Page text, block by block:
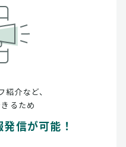
介など、
るため
信が可能！